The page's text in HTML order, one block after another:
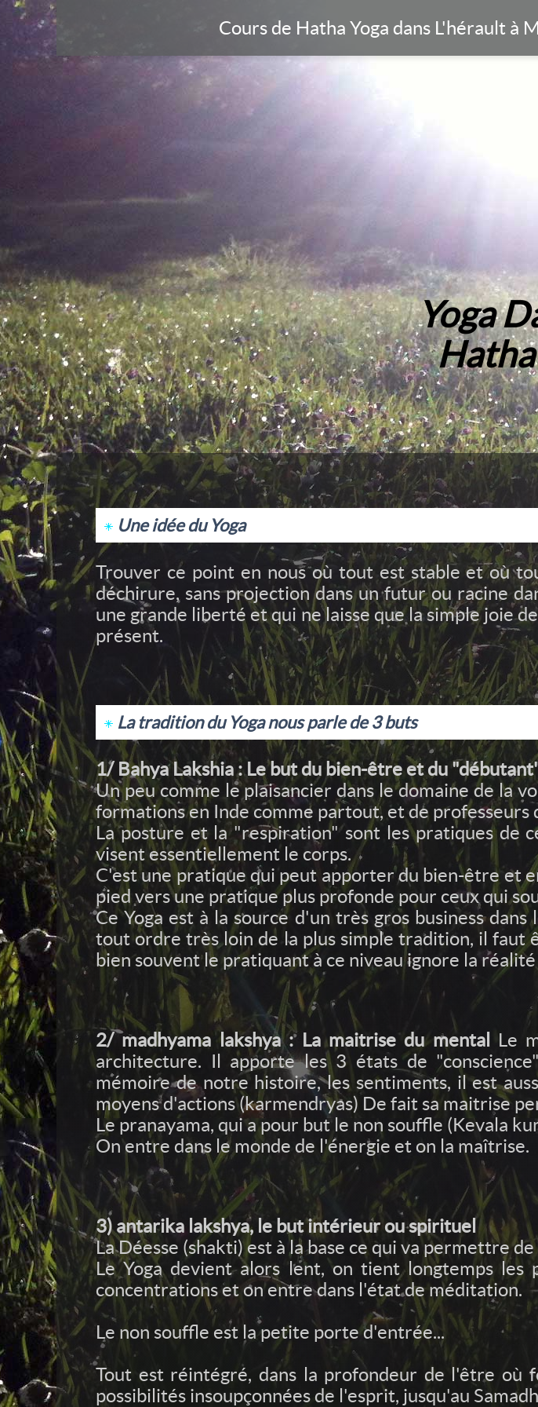
Yoga
Hatha
Une idée du Yoga
Trouver ce point en nous où tout est stable et où
déchirure, sans projection dans un futur ou racine
une grande liberté et qui ne laisse que la simple joie
présent.
La tradition du Yoga nous parle de 3 buts
1/ Bahya Lakshia : Le but du bien-être et du
Un peu comme le plaisancier dans le domaine de la
formations en Inde comme partout, et de
La posture et la "respiration" sont les pratiques de
visent essentiellement le corps.
C'est une pratique qui peut apporter du bien-être et
pied vers une pratique plus profonde pour ceux qui
Ce Yoga est à la source d'un très gros business
tout ordre très loin de la plus simple tradition, il
bien souvent le pratiquant à ce niveau ignore la réalité
2/ madhyama lakshya : La maitrise du mental
Le
architecture. Il apporte les 3 états de
mémoire de notre histoire, les sentiments, il est
moyens d'actions (karmendryas) De fait sa maitrise
Le pranayama, qui a pour but le non souffle (Kevala
On entre dans le monde de l'énergie et on la maîtrise.
3) antarika lakshya, le but intérieur ou spirituel
La Déesse (shakti) est à la base ce qui va permettre
Le Yoga devient alors lent, on tient longtemps les
concentrations et on entre dans l'état de méditation.
Le non souffle est la petite porte d'entrée...
Tout est réintégré, dans la profondeur de l'être où
possibilités insoupçonnées de l'esprit, jusqu'au
Cours de Hatha Yoga dans L'hérault à